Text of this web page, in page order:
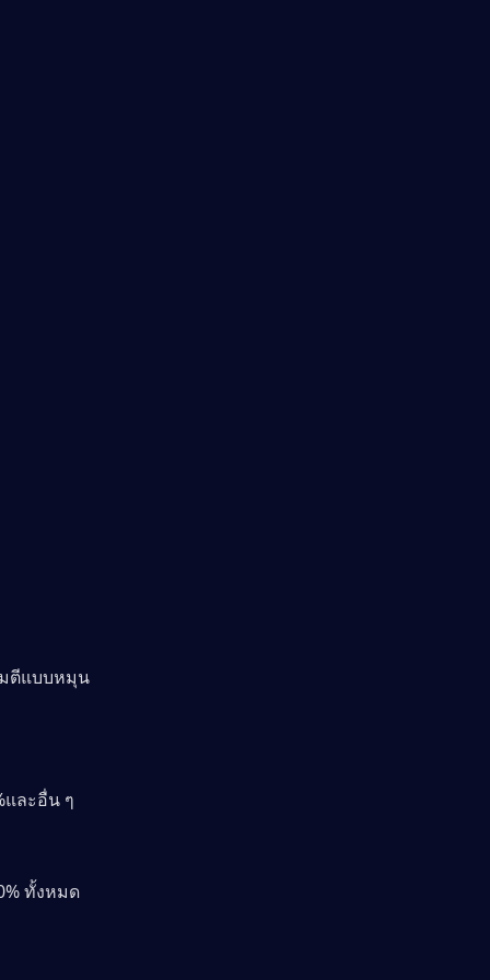
มตีแบบหมุน
และอื่น ๆ
ทั้งหมด